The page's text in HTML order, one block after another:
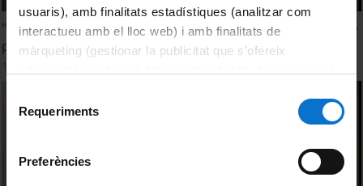
usuaris), amb finalitats estadístiques (analitzar com
interactueu amb el lloc web) i amb finalitats de
màrqueting (gestionar la publicitat que s’ofereix
consultar laPolítica de galetes del lloc web de la
Requeriments
Preferències
"Modernisierungsvorsprung": Gender regimes and image
politics in the Cold War